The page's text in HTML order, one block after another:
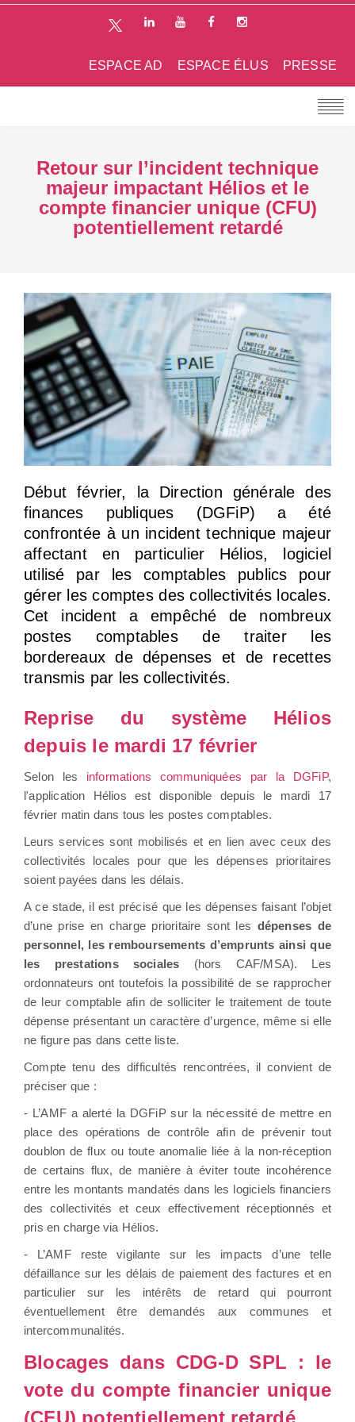
PRESSE
ESPACE ÉLUS
ESPACE AD
Retour sur l’incident technique
majeur impactant Hélios et le
compte financier unique (CFU)
potentiellement retardé
Début février, la Direction générale des
finances publiques (DGFiP) a été
confrontée à un incident technique majeur
affectant en particulier Hélios, logiciel
utilisé par les comptables publics pour
gérer les comptes des collectivités locales.
Cet incident a empêché de nombreux
postes comptables de traiter les
bordereaux de dépenses et de recettes
transmis par les collectivités.
Reprise du système Hélios
depuis le mardi 17 février
Selon les informations communiquées par la DGFiP,
l'application Hélios est disponible depuis le mardi 17
février matin dans tous les postes comptables.
Leurs services sont mobilisés et en lien avec ceux des
collectivités locales pour que les dépenses prioritaires
soient payées dans les délais.
A ce stade, il est précisé que les dépenses faisant l’objet
d’une prise en charge prioritaire sont les dépenses de
personnel, les remboursements d’emprunts ainsi que
les prestations sociales (hors CAF/MSA). Les
ordonnateurs ont toutefois la possibilité de se rapprocher
de leur comptable afin de solliciter le traitement de toute
dépense présentant un caractère d’urgence, même si elle
ne figure pas dans cette liste.
Compte tenu des difficultés rencontrées, il convient de
préciser que :
- L’AMF a alerté la DGFiP sur la nécessité de mettre en
place des opérations de contrôle afin de prévenir tout
doublon de flux ou toute anomalie liée à la non-réception
de certains flux, de manière à éviter toute incohérence
entre les montants mandatés dans les logiciels financiers
des collectivités et ceux effectivement réceptionnés et
pris en charge via Hélios.
- L’AMF reste vigilante sur les impacts d’une telle
défaillance sur les délais de paiement des factures et en
particulier sur les intérêts de retard qui pourront
éventuellement être demandés aux communes et
intercommunalités.
Blocages dans CDG-D SPL : le
vote du compte financier unique